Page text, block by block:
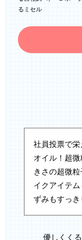
るミセル
社員投票で
オイル！超
きさの超微
イクアイテ
ずみもすっ
優しくく